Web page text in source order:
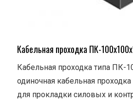
Кабельная проходка ПК-
Кабельная проходка типа ПК-
одиночная кабельная
для прокладки силовых и